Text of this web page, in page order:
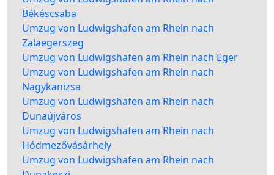
Békéscsaba
Umzug von Ludwigshafen am Rhein nach
Zalaegerszeg
Umzug von Ludwigshafen am Rhein nach Eger
Umzug von Ludwigshafen am Rhein nach
Nagykanizsa
Umzug von Ludwigshafen am Rhein nach
Dunaújváros
Umzug von Ludwigshafen am Rhein nach
Hódmezővásárhely
Umzug von Ludwigshafen am Rhein nach